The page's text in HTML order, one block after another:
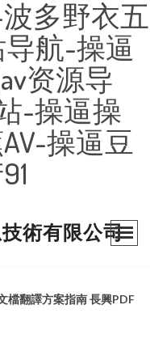
多野衣五
航-操逼
资源导
-操逼操
操逼豆
術有限公司
檔翻譯方案指南 長興PDF